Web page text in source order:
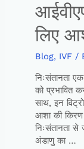
लिए
Blog, IVF/
निःसंतानता
को प्रभावित
साथ, इन
आशा की
निःसंतानता
अंडाणु का …